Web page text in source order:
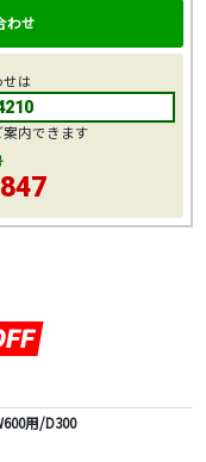
用/D300
わせ
は
内できます